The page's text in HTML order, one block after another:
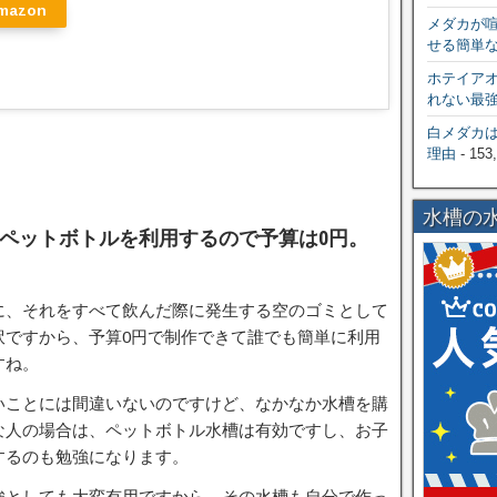
ットボトルを利用するので予算は0円。
それをすべて飲んだ際に発生する空のゴミとして
すから、予算0円で制作できて誰でも簡単に利用
。
とには間違いないのですけど、なかなか水槽を購
の場合は、ペットボトル水槽は有効ですし、お子
のも勉強になります。
メダカが
せる簡単
ホテイア
れない最
白メダカ
理由 -
水槽の